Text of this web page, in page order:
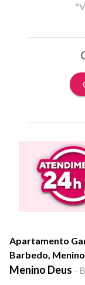
Apartamento
Barbedo,
Menino Deus -